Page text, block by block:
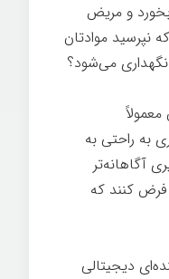
و مریض
نپرسید موادتان
می‌شود؟
به راحتی به
آگاهانه‌تر
فرض کنند که
دیجیتالی